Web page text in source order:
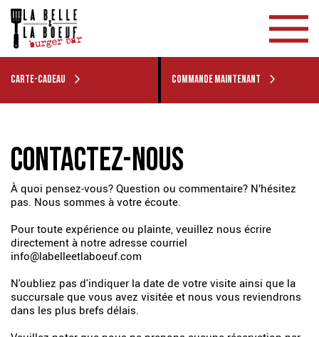
CARTE-CADEAU COMMANDE MAINTENANT
CONTACTEZ-NOUS
À quoi pensez-vous? Question ou commentaire? N’hésitez
pas. Nous sommes à votre écoute.
Pour toute expérience ou plainte, veuillez nous écrire
directement à notre adresse courriel
info@labelleetlaboeuf.com
N'oubliez pas d'indiquer la date de votre visite ainsi que la
succursale que vous avez visitée et nous vous reviendrons
dans les plus brefs délais.